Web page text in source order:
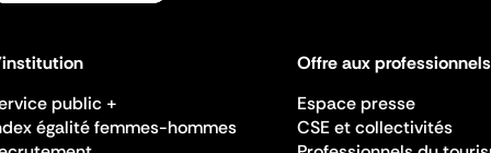
public +
égalité femmes-hommes
Offre aux professionnels
Espace presse
CSE et collectivités